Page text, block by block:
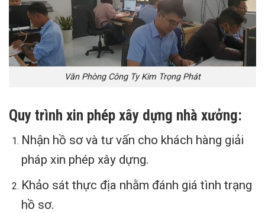
Văn Phòng Công Ty Kim Trọng Phát
Quy trình xin phép xây dựng nhà xưởng:
Nhận hồ sơ và tư vấn cho khách hàng giải
pháp xin phép xây dựng.
Khảo sát thực địa nhằm đánh giá tình trạng
hồ sơ.